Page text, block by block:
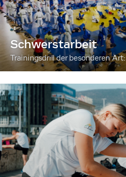
Schwerstarbeit
Trainingsdrill der besonderen